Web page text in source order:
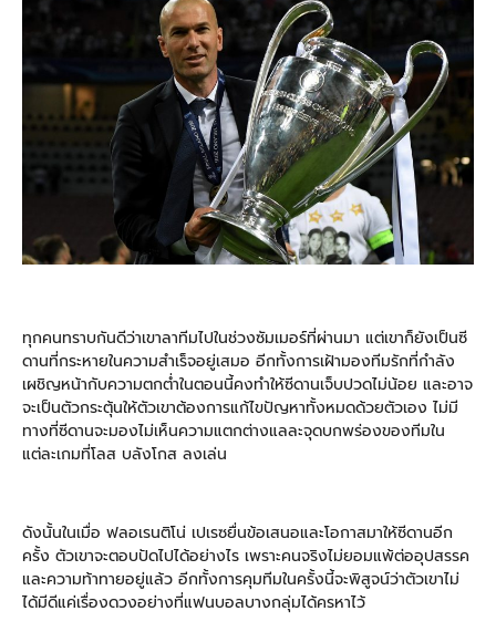
ทุกคนทราบกันดีว่าเขาลาทีมไปในช่วงซัมเมอร์ที่ผ่านมา แต่เขาก็ยังเป็นซี
ดานที่กระหายในความสำเร็จอยู่เสมอ อีกทั้งการเฝ้ามองทีมรักที่กำลัง
เผชิญหน้ากับความตกต่ำในตอนนี้คงทำให้ซีดานเจ็บปวดไม่น้อย และอาจ
จะเป็นตัวกระตุ้นให้ตัวเขาต้องการแก้ไขปัญหาทั้งหมดด้วยตัวเอง ไม่มี
ทางที่ซีดานจะมองไม่เห็นความแตกต่างแลละจุดบกพร่องของทีมใน
แต่ละเกมที่โลส บลังโกส ลงเล่น
ดังนั้นในเมื่อ ฟลอเรนติโน่ เปเรซยื่นข้อเสนอและโอกาสมาให้ซีดานอีก
ครั้ง ตัวเขาจะตอบปัดไปได้อย่างไร เพราะคนจริงไม่ยอมแพ้ต่ออุปสรรค
และความท้าทายอยู่แล้ว อีกทั้งการคุมทีมในครั้งนี้จะพิสูจน์ว่าตัวเขาไม่
ได้มีดีแค่เรื่องดวงอย่างที่แฟนบอลบางกลุ่มได้ครหาไว้